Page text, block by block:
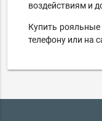
воздействиям и
Купить
телефону или на